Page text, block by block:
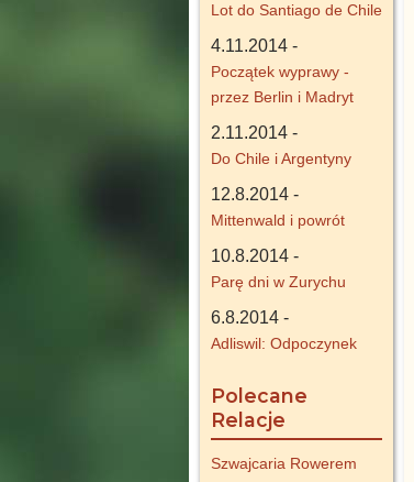
Lot do Santiago de Chile
4.11.2014 -
Początek wyprawy -
przez Berlin i Madryt
2.11.2014 -
Do Chile i Argentyny
12.8.2014 -
Mittenwald i powrót
10.8.2014 -
Parę dni w Zurychu
6.8.2014 -
Adliswil: Odpoczynek
Polecane
Relacje
Szwajcaria Rowerem